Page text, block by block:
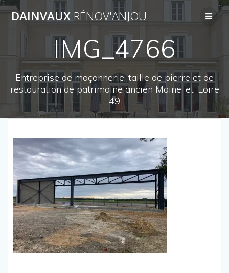
Passer
au
DAINVAUX RÉNOV'ANJOU
IMG_4766
Entreprise de maçonnerie, taille de pierre et de
restauration de patrimoine ancien Maine-et-Loire
49